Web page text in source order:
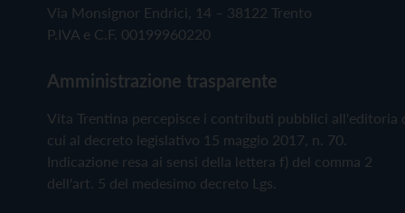
Via Monsignor Endrici, 14 – 38122 Trento
P.IVA e C.F. 00199960220
Amministrazione trasparente
Vita Trentina percepisce i contributi pubblici all'editoria
cui al decreto legislativo 15 maggio 2017, n. 70.
Indicazione resa ai sensi della lettera f) del comma 2
dell'art. 5 del medesimo decreto Lgs.